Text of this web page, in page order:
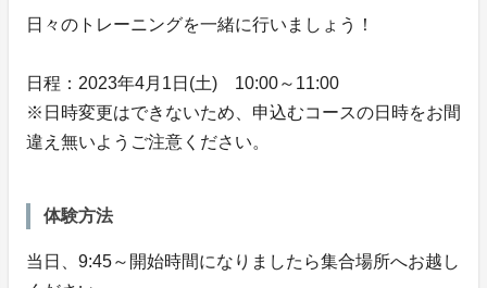
日々のトレーニングを一緒に行いましょう！
日程：2023年4月1日(土) 10:00～11:00
※日時変更はできないため、申込むコースの日時をお間
違え無いようご注意ください。
体験方法
当日、9:45～開始時間になりましたら集合場所へお越し